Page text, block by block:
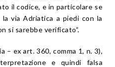
il codice, e in particolare se
via Adriatica a piedi con la
si sarebbe verificato”.
– exart. 360, comma 1, n. 3),
e quindi falsa